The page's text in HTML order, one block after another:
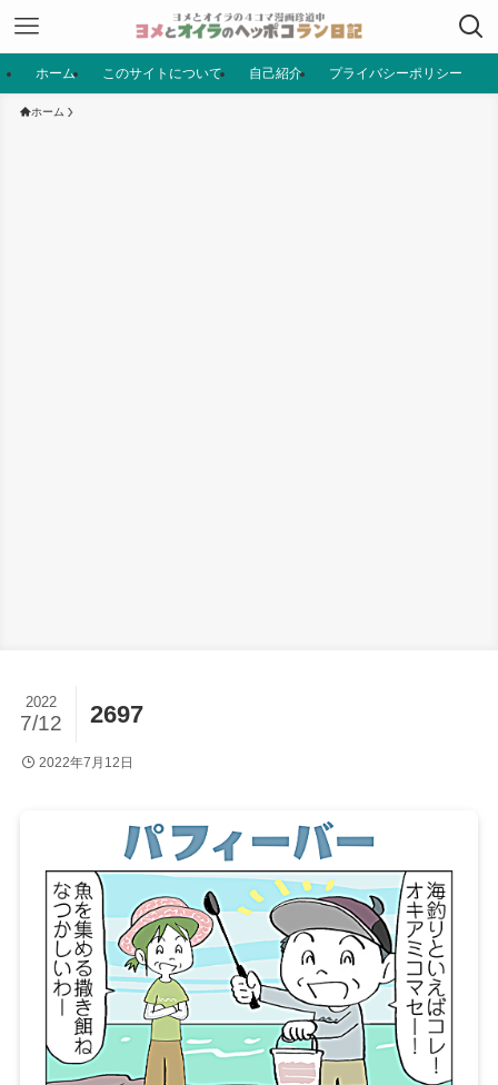
ホーム このサイトについて 自己紹介 プライバシーポリシー
ホーム
2697
2022
7/12
2022年7月12日